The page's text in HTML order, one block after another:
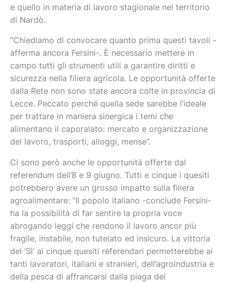
e quello in materia di lavoro stagionale nel territorio
di Nardò.
“Chiediamo di convocare quanto prima questi tavoli -
afferma ancora Fersini-. È necessario mettere in
campo tutti gli strumenti utili a garantire diritti e
sicurezza nella filiera agricola. Le opportunità offerte
dalla Rete non sono state ancora colte in provincia di
Lecce. Peccato perché quella sede sarebbe l’ideale
per trattare in maniera sinergica i temi che
alimentano il caporalato: mercato e organizzazione
del lavoro, trasporti, alloggi, mense”.
Ci sono però anche le opportunità offerte dal
referendum dell’8 e 9 giugno. Tutti e cinque i quesiti
potrebbero avere un grosso impatto sulla filiera
agroalimentare: “Il popolo italiano -conclude Fersini-
ha la possibilità di far sentire la propria voce
abrogando leggi che rendono il lavoro ancor più
fragile, instabile, non tutelato ed insicuro. La vittoria
del ‘Sì’ ai cinque quesiti referendari permetterebbe ai
tanti lavoratori, italiani e stranieri, dell’agroindustria e
della pesca di affrancarsi dalla piaga dei